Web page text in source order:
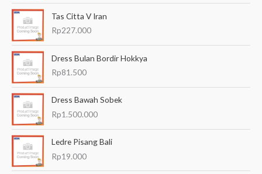
u
Tas Citta V Iran
Rp227.000
Dress Bulan Bordir Hokkya
Rp81.500
Dress Bawah Sobek
Rp1.500.000
Ledre Pisang Bali
Rp19.000